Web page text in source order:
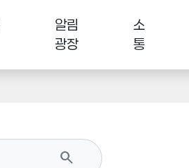
알림
광장
소
통
search